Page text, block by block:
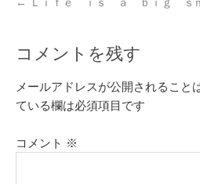
コメントを残す
メールアドレスが公開されること
ている欄は必須項目です
コメント ※